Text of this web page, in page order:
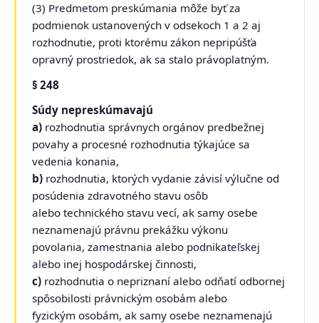
(3) Predmetom preskúmania môže byť za
podmienok ustanovených v odsekoch 1 a 2 aj
rozhodnutie, proti ktorému zákon nepripúšťa
opravný prostriedok, ak sa stalo právoplatným.
§ 248
Súdy nepreskúmavajú
a) rozhodnutia správnych orgánov predbežnej
povahy a procesné rozhodnutia týkajúce sa
vedenia konania,
b) rozhodnutia, ktorých vydanie závisí výlučne od
posúdenia zdravotného stavu osôb
alebo technického stavu vecí, ak samy osebe
neznamenajú právnu prekážku výkonu
povolania, zamestnania alebo podnikateľskej
alebo inej hospodárskej činnosti,
c) rozhodnutia o nepriznaní alebo odňatí odbornej
spôsobilosti právnickým osobám alebo
fyzickým osobám, ak samy osebe neznamenajú